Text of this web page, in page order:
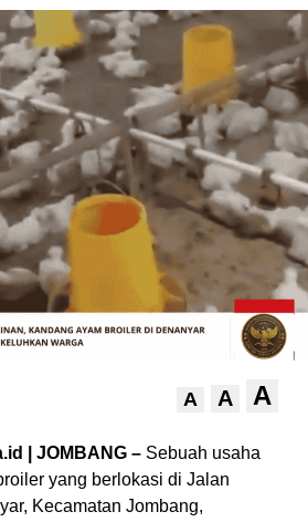
A A A
| JOMBANG – Sebuah usaha
yang berlokasi di Jalan
Kecamatan Jombang,